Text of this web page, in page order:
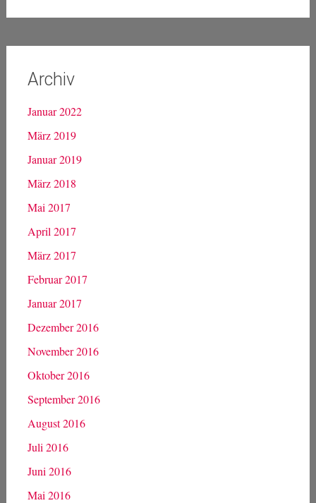
Archiv
Januar 2022
März 2019
Januar 2019
März 2018
Mai 2017
April 2017
März 2017
Februar 2017
Januar 2017
Dezember 2016
November 2016
Oktober 2016
September 2016
August 2016
Juli 2016
Juni 2016
Mai 2016